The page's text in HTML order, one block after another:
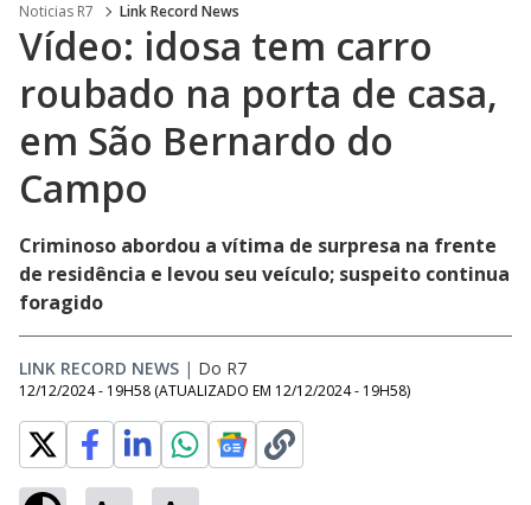
Noticias R7 Link Record News
Vídeo: idosa tem carro
roubado na porta de casa,
em São Bernardo do
Campo
Criminoso abordou a vítima de surpresa na frente
de residência e levou seu veículo; suspeito continua
foragido
LINK RECORD NEWS | Do R7
12/12/2024 - 19H58 (ATUALIZADO EM 12/12/2024 - 19H58)